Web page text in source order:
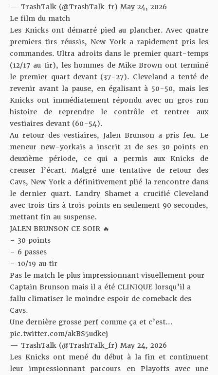
— TrashTalk (@TrashTalk_fr) May 24, 2026
Le film du match
Les Knicks ont démarré pied au plancher. Avec quatre
premiers tirs réussis, New York a rapidement pris les
commandes. Ultra adroits dans le premier quart-temps
(12/17 au tir), les hommes de Mike Brown ont terminé
le premier quart devant (37-27). Cleveland a tenté de
revenir avant la pause, en égalisant à 50-50, mais les
Knicks ont immédiatement répondu avec un gros run
histoire de reprendre le contrôle et rentrer aux
vestiaires devant (60-54).
Au retour des vestiaires, Jalen Brunson a pris feu. Le
meneur new-yorkais a inscrit 21 de ses 30 points en
deuxième période, ce qui a permis aux Knicks de
creuser l’écart.
Malgré une tentative de retour des
Cavs, New York a définitivement plié la rencontre dans
le dernier quart. Landry Shamet a crucifié Cleveland
avec trois tirs à trois points en seulement 90 secondes,
mettant fin au suspense.
JALEN BRUNSON CE SOIR 🔥
– 30 points
– 6 passes
– 10/19 au tir
Pas le match le plus impressionnant visuellement pour
Captain Brunson mais il a été CLINIQUE lorsqu’il a
fallu climatiser le moindre espoir de comeback des
Cavs.
Une dernière grosse perf comme ça et c’est…
pic.twitter.com/akBS5udkej
— TrashTalk (@TrashTalk_fr) May 24, 2026
Les Knicks ont mené du début à la fin et continuent
leur impressionnant parcours en Playoffs avec une